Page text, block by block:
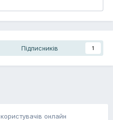
Підписників 1
онлайн